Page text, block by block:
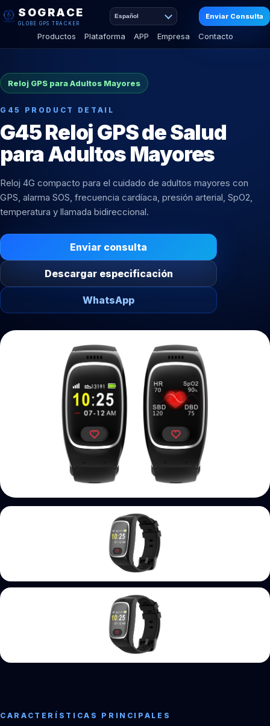
SOGRACE
GLOBE GPS TRACKER
Productos Plataforma APP Empresa Contacto
Español Enviar Consulta
Reloj GPS para Adultos Mayores
G45 PRODUCT DETAIL
G45 Reloj GPS de Salud
para Adultos Mayores
Reloj 4G compacto para el cuidado de adultos mayores con
GPS, alarma SOS, frecuencia cardíaca, presión arterial, SpO2,
temperatura y llamada bidireccional.
Enviar consulta
Descargar especificación
WhatsApp
CARACTERÍSTICAS PRINCIPALES